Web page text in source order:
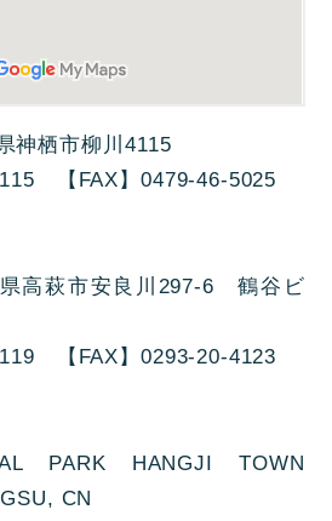
神栖市柳川4115
【FAX】0479-46-5025
高萩市安良川297-6 鶴谷ビ
【FAX】0293-20-4123
PARK HANGJI TOWN
CN